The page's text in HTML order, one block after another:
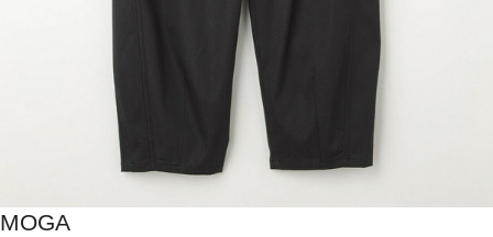
MOGA